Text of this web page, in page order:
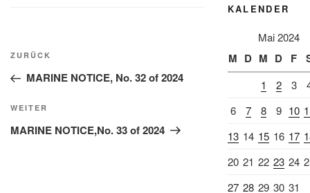
Beitragsnavigation
Vorheriger
Beitrag
ZURÜCK
MARINE NOTICE, No. 32 of 2024
Nächster
Beitrag
WEITER
MARINE NOTICE,No. 33 of 2024
KALENDER
Mai 2024
M D M D F
1 2 3
6
7 8 9 10
13 14 15 16 17
20 21 22 23 24
27 28 29 30 31